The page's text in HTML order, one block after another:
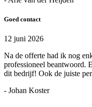
Goed contact
12 juni 2026
Na de offerte had ik nog
professioneel beantwoord.
dit bedrijf! Ook de juiste
- Johan Koster